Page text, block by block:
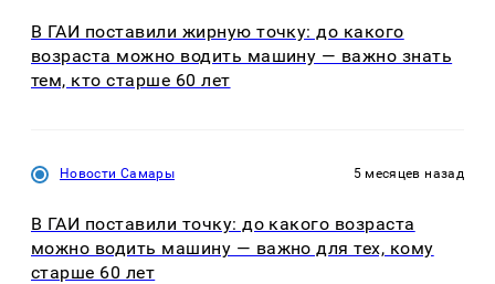
В ГАИ поставили жирную точку: до какого
возраста можно водить машину — важно знать
тем, кто старше 60 лет
Новости Самары 5 месяцев назад
В ГАИ поставили точку: до какого возраста
можно водить машину — важно для тех, кому
старше 60 лет